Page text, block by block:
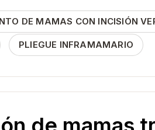
DE MAMAS CON INCISIÓN
PLIEGUE INFRAMAMARIO